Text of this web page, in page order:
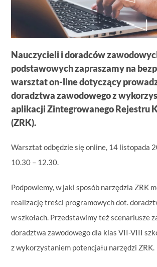
Nauczycieli i doradców
podstawowych zapraszamy na
warsztat on-line dotyczący
doradztwa zawodowego z
aplikacji Zintegrowanego Rejestru
(ZRK).
Warsztat odbędzie się online, 14 listopada
10.30 – 12.30.
Podpowiemy, w jaki sposób narzędzia ZRK
realizację treści programowych dot.
w szkołach. Przedstawimy teżscenariusze
doradztwa zawodowego dla klas VII-VIII
z wykorzystaniem potencjału narzędzi ZRK.